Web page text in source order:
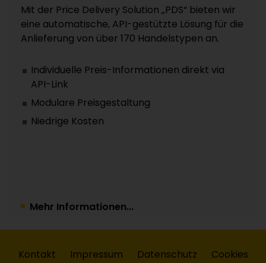
Mit der Price Delivery Solution „PDS“ bieten wir
eine automatische, API-gestützte Lösung für die
Anlieferung von über 170 Handelstypen an.
Individuelle Preis-Informationen direkt via
API-Link
Modulare Preisgestaltung
Niedrige Kosten
Mehr Informationen...
Kontakt Impressum Datenschutz Cookies